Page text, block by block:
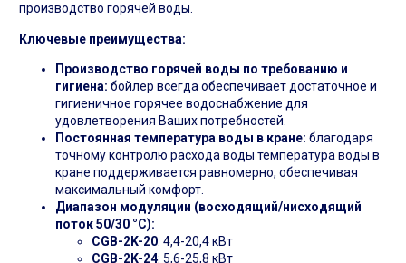
производство горячей воды.
Ключевые преимущества:
Производство горячей воды по требованию и
гигиена: бойлер всегда обеспечивает достаточное и
гигиеничное горячее водоснабжение для
удовлетворения Ваших потребностей.
Постоянная температура воды в кране: благодаря
точному контролю расхода воды температура воды в
кране поддерживается равномерно, обеспечивая
максимальный комфорт.
Диапазон модуляции (восходящий/нисходящий
поток 50/30 °C):
CGB-2K-20: 4,4-20,4 кВт
CGB-2K-24: 5,6-25,8 кВт